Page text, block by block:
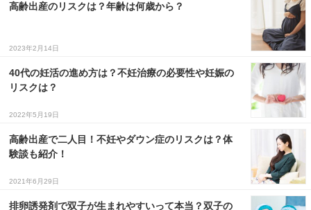
７〜１２歳児
高齢出産のリスクは？年齢は何歳から？
2023年2月14日
40代の妊活の進め方は？不妊治療の必要性や妊娠の
リスクは？
2022年5月19日
高齢出産で二人目！不妊やダウン症のリスクは？体
験談も紹介！
2021年6月29日
排卵誘発剤で双子が生まれやすいって本当？双子の